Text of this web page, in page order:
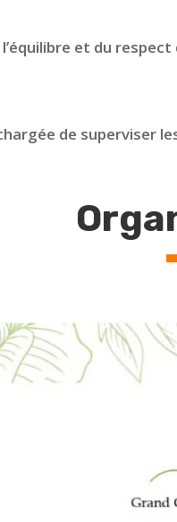
et du respect
de superviser